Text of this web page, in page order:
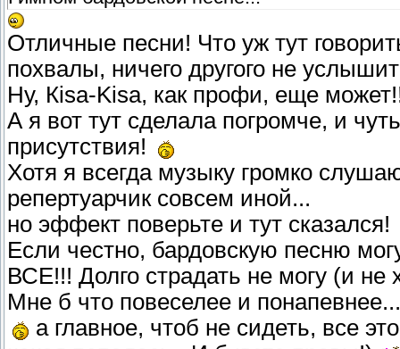
Отличные песни! Что уж тут
похвалы, ничего другого не
Ну, Кisa-Kisa, как профи, еще
А я вот тут сделала погромче, и
присутствия!
Хотя я всегда музыку громко
репертуарчик совсем иной...
но эффект поверьте и тут сказался!
Если честно, бардовскую песню
ВСЕ!!! Долго страдать не могу (и не
Мне б что повеселее и
а главное, чтоб не сидеть, все